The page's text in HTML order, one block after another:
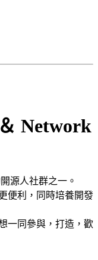
Network
源人社群之一。
便利，同時培養開發
一同參與，打造，歡